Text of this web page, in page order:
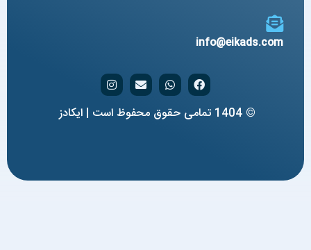
info@eikads.com
© 1404 تمامی حقوق محفوظ است | ایکادز